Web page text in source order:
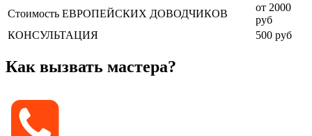
Стоимость ЕВРОПЕЙСКИХ ДОВОДЧИКОВ
от 2000
руб
КОНСУЛЬТАЦИЯ
500 руб
Как вызвать мастера?